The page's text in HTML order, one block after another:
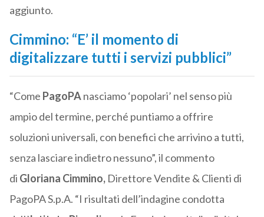
aggiunto.
Cimmino: “E’ il momento di
digitalizzare tutti i servizi pubblici”
“Come PagoPAnasciamo ‘popolari’ nel senso più
ampio del termine, perché puntiamo a offrire
soluzioni universali, con benefici che arrivino a tutti,
senza lasciare indietro nessuno”, il commento
di Gloriana Cimmino, Direttore Vendite & Clienti di
PagoPA S.p.A. “I risultati dell’indagine condotta